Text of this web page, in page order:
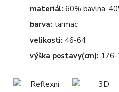
materiál: 60% bavlna,
barva: tarmac
velikosti: 46-64
výška postavy(cm):